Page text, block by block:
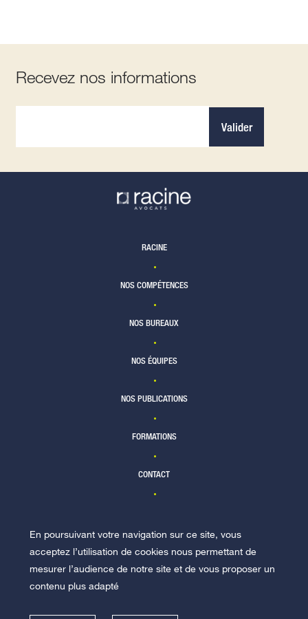
Recevez nos informations
Valider
RACINE
NOS COMPÉTENCES
NOS BUREAUX
NOS ÉQUIPES
NOS PUBLICATIONS
FORMATIONS
CONTACT
NOUS REJOINDRE
En poursuivant votre navigation sur ce site, vous
acceptez l’utilisation de cookies nous permettant de
mesurer l’audience de notre site et de vous proposer un
contenu plus adapté